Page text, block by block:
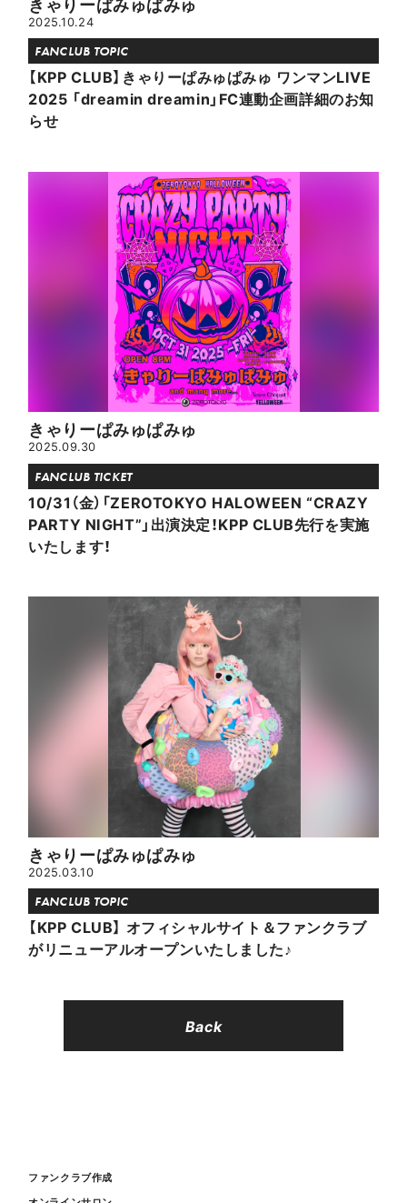
2025.10.24
FANCLUB TOPIC
【KPP CLUB】きゃりーぱみゅぱみゅ ワンマンLIVE
2025 「dreamin dreamin」FC連動企画詳細のお知
らせ
きゃりーぱみゅぱみゅ
2025.09.30
FANCLUB TICKET
10/31（金）「ZEROTOKYO HALOWEEN “CRAZY
PARTY NIGHT”」出演決定！KPP CLUB先行を実施
いたします！
きゃりーぱみゅぱみゅ
2025.03.10
FANCLUB TOPIC
【KPP CLUB】 オフィシャルサイト＆ファンクラブ
がリニューアルオープンいたしました♪
Back
ファンクラブ作成